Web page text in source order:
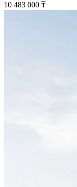
10 483 000 ₸